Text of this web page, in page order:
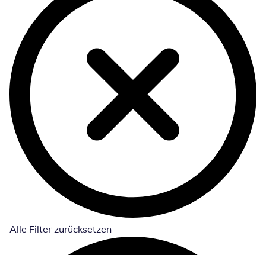
Alle Filter zurücksetzen